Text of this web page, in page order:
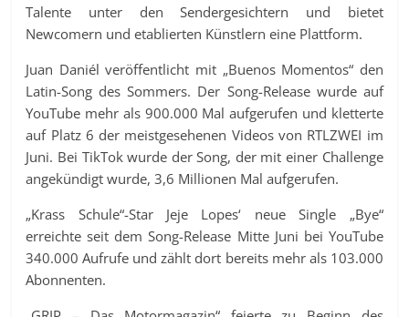
Talente unter den Sendergesichtern und bietet
Newcomern und etablierten Künstlern eine Plattform.
Juan Daniél veröffentlicht mit „Buenos Momentos“ den
Latin-Song des Sommers. Der Song-Release wurde auf
YouTube mehr als 900.000 Mal aufgerufen und kletterte
auf Platz 6 der meistgesehenen Videos von RTLZWEI im
Juni. Bei TikTok wurde der Song, der mit einer Challenge
angekündigt wurde, 3,6 Millionen Mal aufgerufen.
„Krass Schule“-Star Jeje Lopes‘ neue Single „Bye“
erreichte seit dem Song-Release Mitte Juni bei YouTube
340.000 Aufrufe und zählt dort bereits mehr als 103.000
Abonnenten.